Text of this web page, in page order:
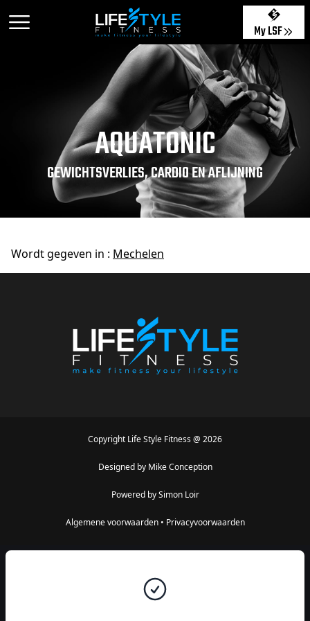
My LSF
AQUATONIC
GEWICHTSVERLIES, CARDIO EN AFLIJNING
Wordt gegeven in : Mechelen
Copyright Life Style Fitness @ 2026
Designed by Mike Conception
Powered by Simon Loir
Algemene voorwaarden • Privacyvoorwaarden